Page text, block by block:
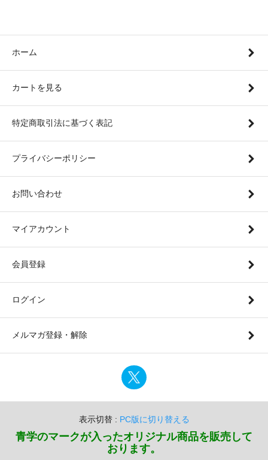
ホーム
カートを見る
特定商取引法に基づく表記
プライバシーポリシー
お問い合わせ
マイアカウント
会員登録
ログイン
メルマガ登録・解除
表示切替 : PC版に切り替える
青学のマークが入ったオリジナル商品を販売して
おります。